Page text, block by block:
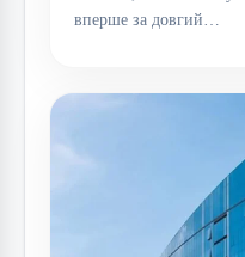
вперше за довгий…